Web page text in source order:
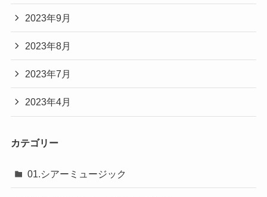
2023年9月
2023年8月
2023年7月
2023年4月
カテゴリー
01.シアーミュージック